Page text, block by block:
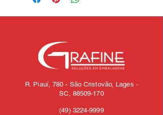
R. Piauí, 780 - São Cristovão, Lages -
SC, 88509-170
(49) 3224-9999